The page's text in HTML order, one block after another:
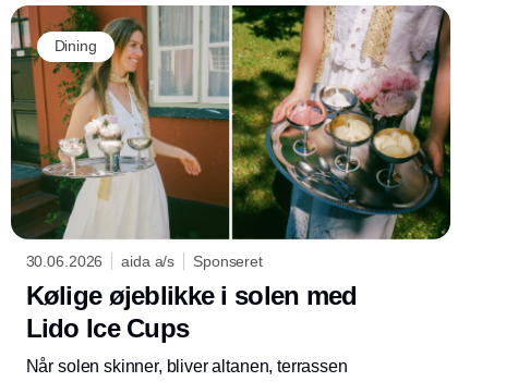
er skabt i samarbejde med den
verdenskendte industrielle designer Karim
Rashid. Han er kendt for sin kompromisløse
tilgang til design og evne til at udfordre det
forventede.
Dining
30.06.2026 aida a/s Sponseret
Kølige øjeblikke i solen med
Lido Ice Cups
Når solen skinner, bliver altanen, terrassen